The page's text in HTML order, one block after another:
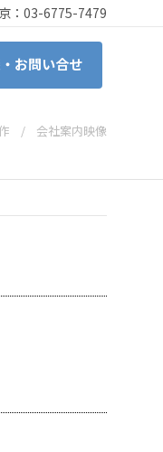
：03-6775-7479
お問い合せ
会社案内映像